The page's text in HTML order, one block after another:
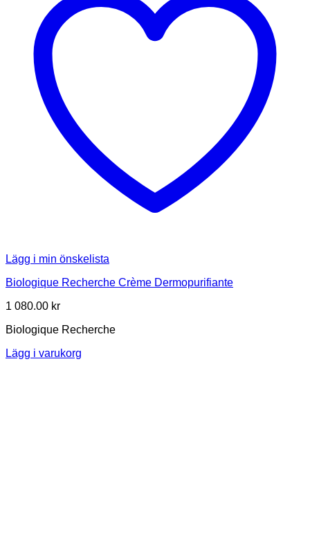
Lägg i min önskelista
Biologique Recherche Crème Dermopurifiante
1 080.00 kr
Biologique Recherche
Lägg i varukorg